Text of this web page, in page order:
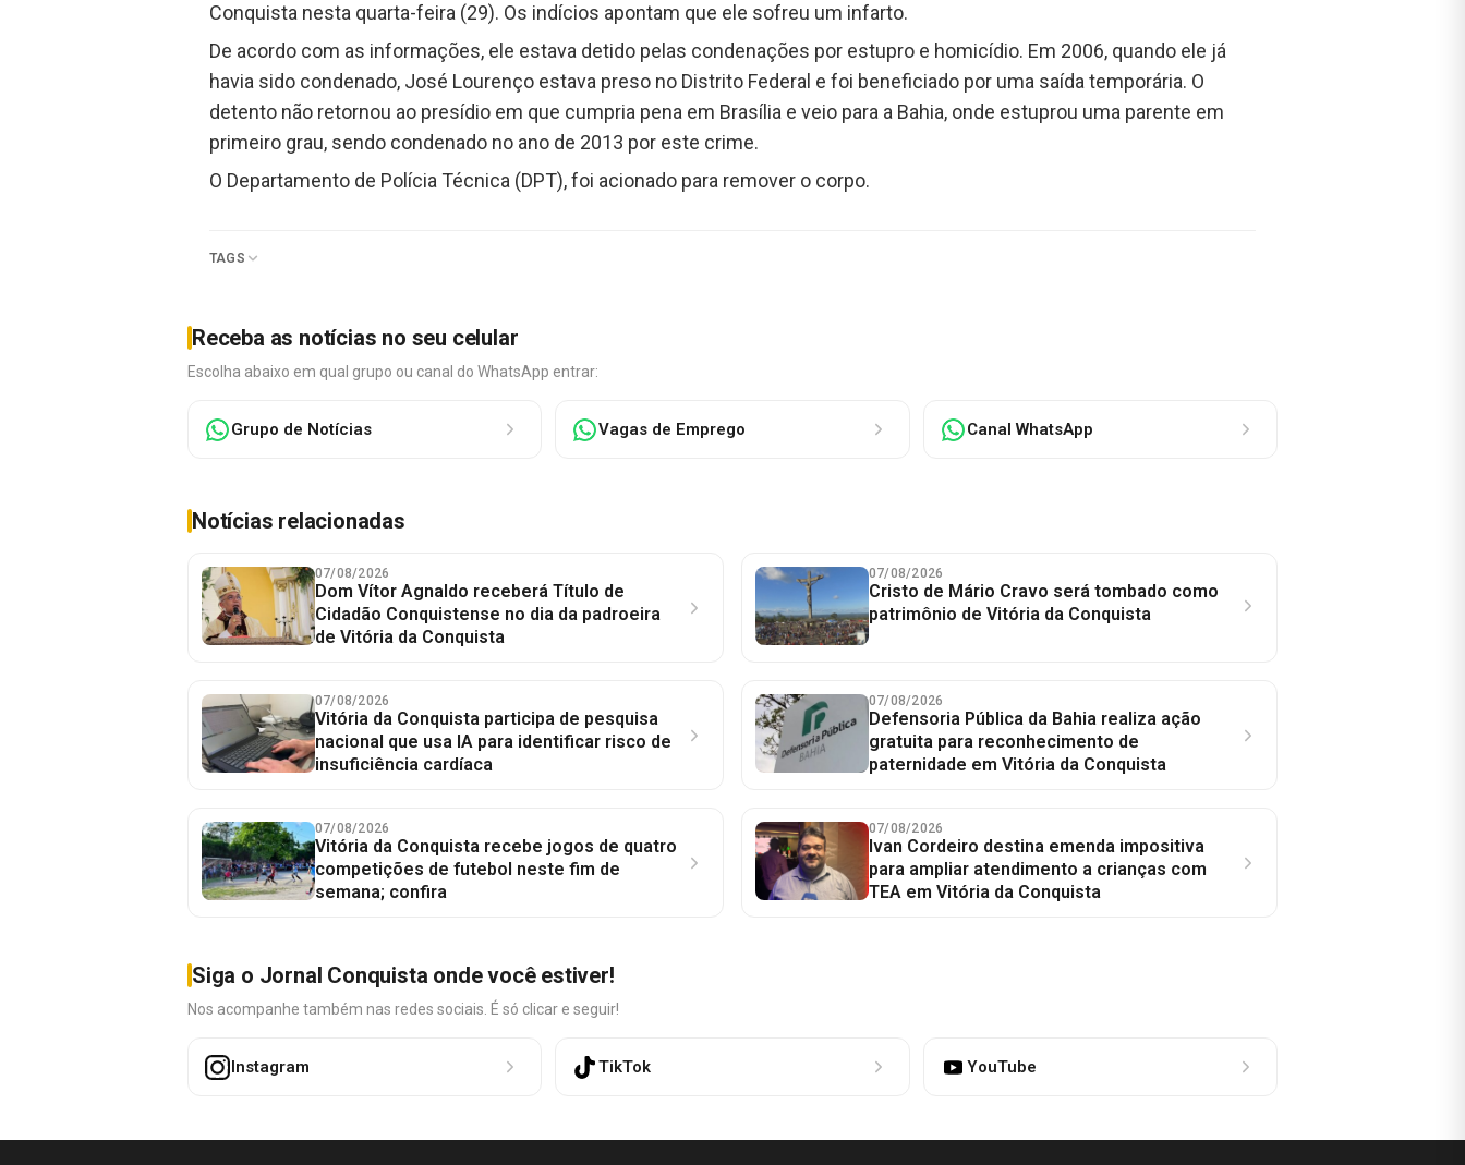
Conquista nesta quarta-feira (29). Os indícios apontam que ele sofreu um infarto.
De acordo com as informações, ele estava detido pelas condenações por estupro e homicídio. Em 2006, quando ele já
havia sido condenado, José Lourenço estava preso no Distrito Federal e foi beneficiado por uma saída temporária. O
detento não retornou ao presídio em que cumpria pena em Brasília e veio para a Bahia, onde estuprou uma parente em
primeiro grau, sendo condenado no ano de 2013 por este crime.
O Departamento de Polícia Técnica (DPT), foi acionado para remover o corpo.
TAGS
Receba as notícias no seu celular
Escolha abaixo em qual grupo ou canal do WhatsApp entrar:
Grupo de Notícias Vagas de Emprego Canal WhatsApp
Notícias relacionadas
07/08/2026
Dom Vítor Agnaldo receberá Título de
Cidadão Conquistense no dia da padroeira
de Vitória da Conquista
07/08/2026
Cristo de Mário Cravo será tombado como
patrimônio de Vitória da Conquista
07/08/2026
Vitória da Conquista participa de pesquisa
nacional que usa IA para identificar risco de
insuficiência cardíaca
07/08/2026
Defensoria Pública da Bahia realiza ação
gratuita para reconhecimento de
paternidade em Vitória da Conquista
07/08/2026
Vitória da Conquista recebe jogos de quatro
competições de futebol neste fim de
semana; confira
07/08/2026
Ivan Cordeiro destina emenda impositiva
para ampliar atendimento a crianças com
TEA em Vitória da Conquista
Siga o Jornal Conquista onde você estiver!
Nos acompanhe também nas redes sociais. É só clicar e seguir!
Instagram TikTok YouTube